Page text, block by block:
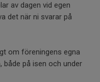
av dagen vid egen
det när ni svarar på
om föreningens egna
både på isen och under